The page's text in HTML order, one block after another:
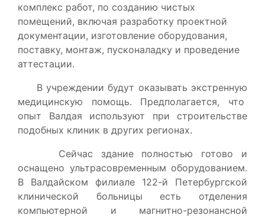
комплекс работ, по созданию чистых
помещений, включая разработку проектной
документации, изготовление оборудования,
поставку, монтаж, пусконаладку и проведение
аттестации.
В учреждении будут оказывать экстренную
медицинскую помощь. Предполагается, что
опыт Валдая используют при строительстве
подобных клиник в других регионах.
Сейчас здание полностью готово и
оснащено ультрасовременным оборудованием.
В Валдайском филиале 122-й Петербургской
клинической больницы есть отделения
компьютерной и магнитно-резонансной